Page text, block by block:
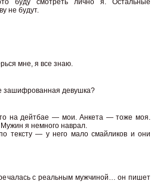
буду смотреть лично я. Остальные
не будут.
мне, я все знаю.
зашифрованная девушка?
на дейтбае — мои. Анкета — тоже моя.
я немного наврал.
тексту — у него мало смайликов и они
с реальным мужчиной… он пишет